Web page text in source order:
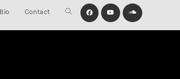
Bio Contact Toggle